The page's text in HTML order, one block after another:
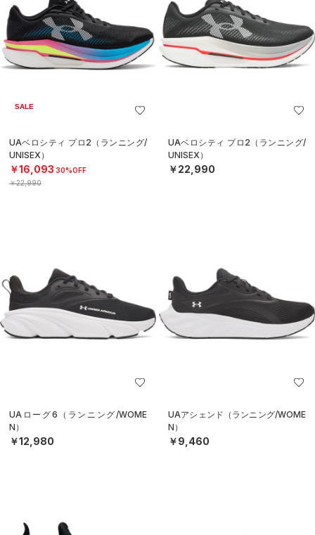
SALE
UAベロシティ プロ2（ランニング/
UNISEX）
￥16,093 30%OFF
￥22,990
UAベロシティ プロ2（ランニング/
UNISEX）
￥22,990
UAローグ6（ランニング/WOME
N）
￥12,980
UAアシェンド（ランニング/WOME
N）
￥9,460